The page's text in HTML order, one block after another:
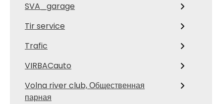
SVA_garage
Tir service
Trafic
VIRBACauto
Volna river club, Общественная
парная